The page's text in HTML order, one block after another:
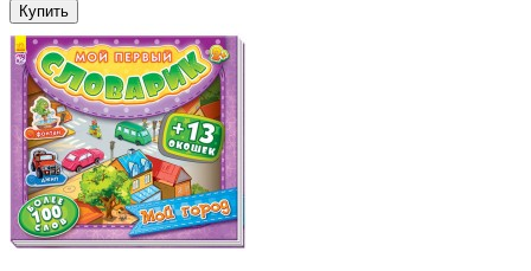
Купить